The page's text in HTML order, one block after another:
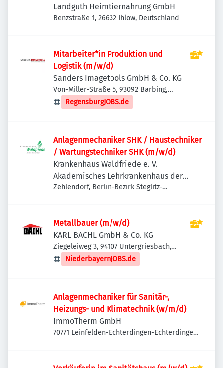
Landguth Heimtiernahrung GmbH
Benzstraße 1, 26632 Ihlow, Deutschland
Mitarbeiter*in Produktion und
Logistik (m/w/d)
Sanders Imagetools GmbH & Co. KG
Von-Miller-Straße 5, 93092 Barbing,
Deutschland
RegensburgJOBS.de
Anlagenmechaniker SHK / Haustechniker
/ Wartungstechniker SHK (m/w/d)
Krankenhaus Waldfriede e. V.
Akademisches Lehrkrankenhaus der
Charité
Zehlendorf, Berlin-Bezirk Steglitz-
Metallbauer (m/w/d)
KARL BACHL GmbH & Co. KG
Ziegeleiweg 3, 94107 Untergriesbach,
Deutschland
NiederbayernJOBS.de
Anlagenmechaniker für Sanitär-,
Heizungs- und Klimatechnik (w/m/d)
ImmoTherm GmbH
70771 Leinfelden-Echterdingen-Echterdingen,